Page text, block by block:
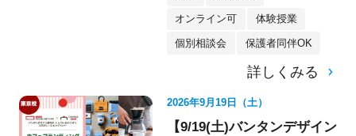
オンライン可 体験授業
個別相談会 保護者同伴OK
詳しくみる
2026年9月19日（土）
【9/19(土)バンタンデザイン